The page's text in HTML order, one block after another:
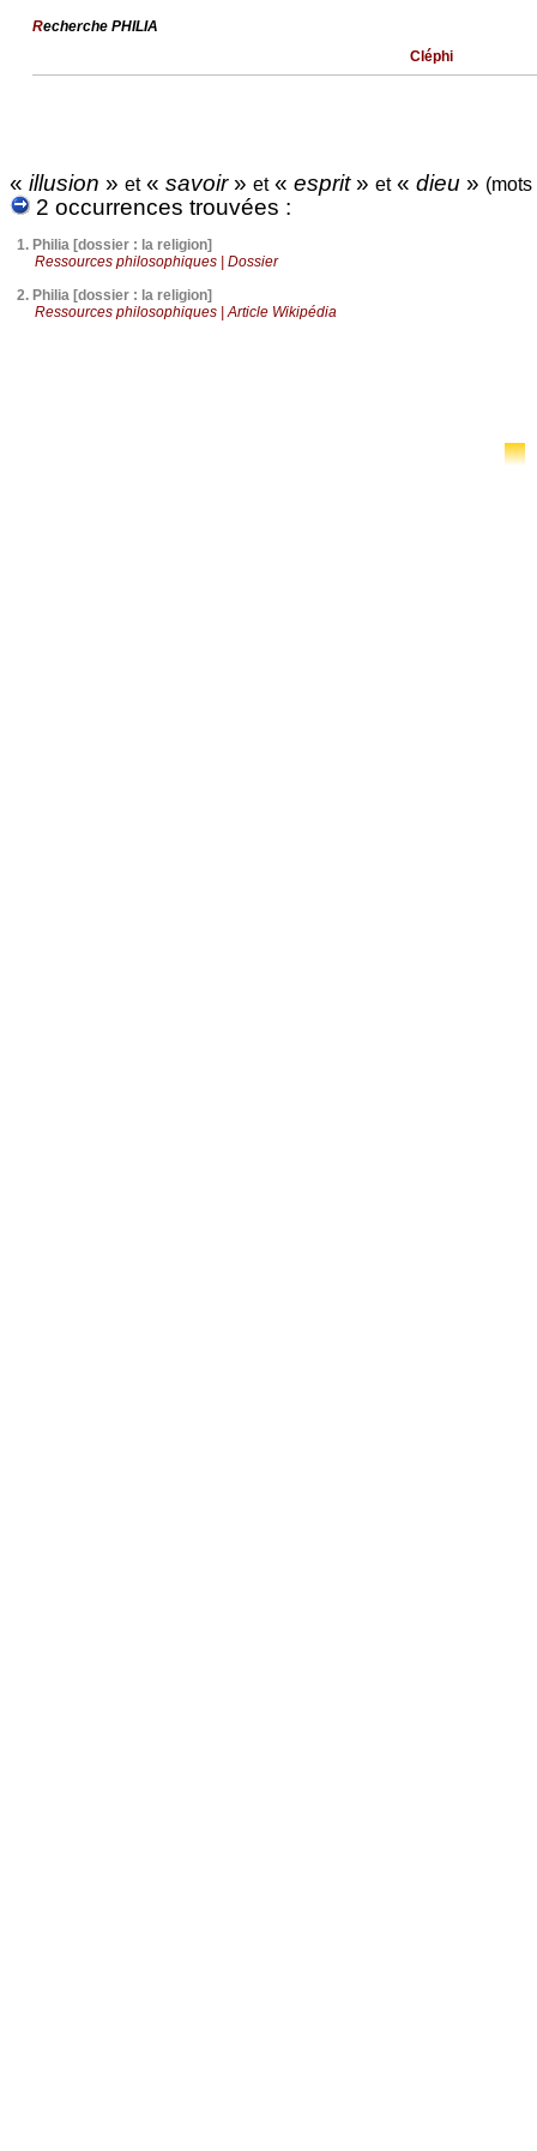
Recherche PHILIA
Cléphi
« illusion » et« savoir» et« esprit» et« dieu »
2 occurrences trouvées :
1. Philia [dossier : la religion]
Ressources philosophiques | Dossier
2. Philia [dossier : la religion]
Ressources philosophiques | Article Wikipédia